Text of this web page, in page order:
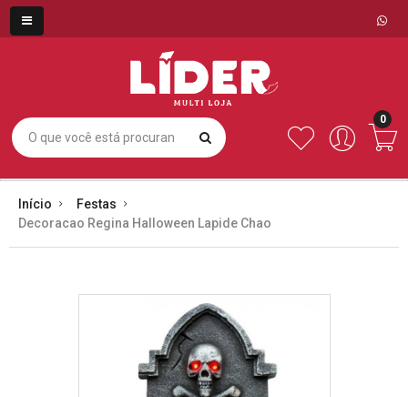
0
Início
Festas
Decoracao Regina Halloween Lapide Chao